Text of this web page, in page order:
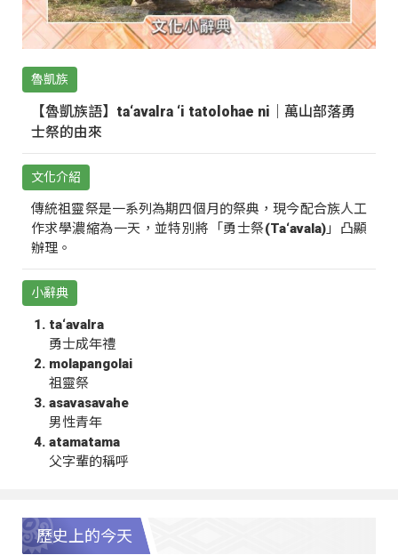
魯凱族
【魯凱族語】ta‘avalra ‘i tatolohae ni｜萬山部落勇
士祭的由來
文化介紹
傳統祖靈祭是一系列為期四個月的祭典，現今配合族人工
作求學濃縮為一天，並特別將「勇士祭(Ta‘avala)」凸顯
辦理。
小辭典
ta‘avalra
勇士成年禮
molapangolai
祖靈祭
asavasavahe
男性青年
atamatama
父字輩的稱呼
歷史上的今天